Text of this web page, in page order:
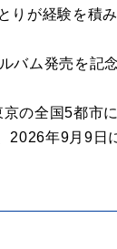
りが経験を積
バム発売を記
の全国5都市
2026年9月9日